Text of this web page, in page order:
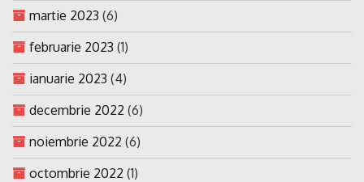
martie 2023 (6)
februarie 2023 (1)
ianuarie 2023 (4)
decembrie 2022 (6)
noiembrie 2022 (6)
octombrie 2022 (1)